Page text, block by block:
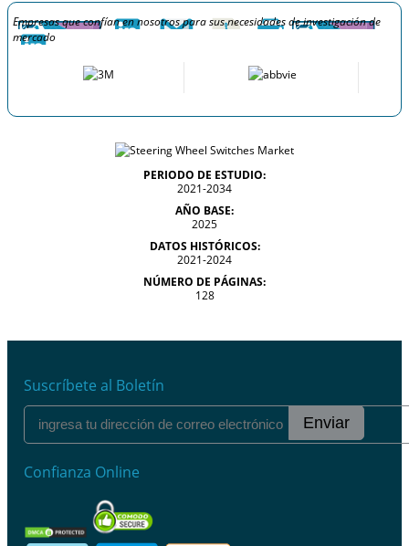
Empresas que confían en nosotros para sus necesidades de investigación de
mercado
PERIODO DE ESTUDIO:
2021-2034
AÑO BASE:
2025
DATOS HISTÓRICOS:
2021-2024
NÚMERO DE PÁGINAS:
128
Suscríbete al Boletín
Enviar
Confianza Online